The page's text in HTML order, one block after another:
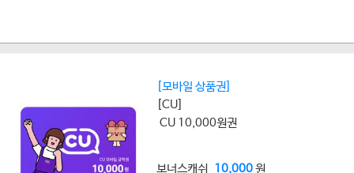
[모바일 상품권]
[CU]
CU 10,000원권
보너스캐쉬 10,000원